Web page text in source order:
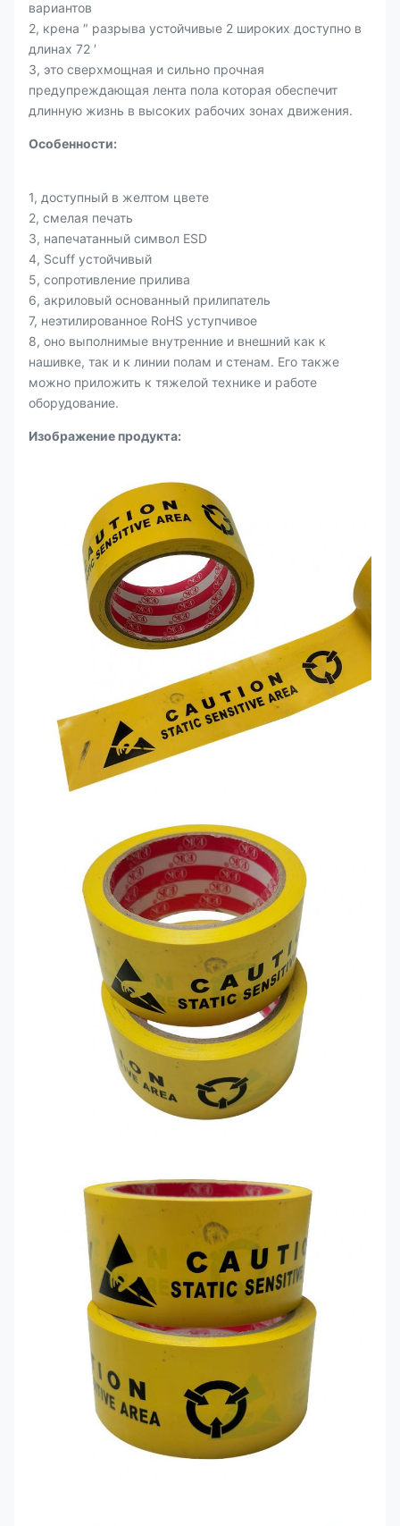
вариантов
2, крена ″ разрыва устойчивые 2 широких доступно в
длинах 72 ′
3, это сверхмощная и сильно прочная
предупреждающая лента пола которая обеспечит
длинную жизнь в высоких рабочих зонах движения.
Особенности:
1, доступный в желтом цвете
2, смелая печать
3, напечатанный символ ESD
4, Scuff устойчивый
5, сопротивление прилива
6, акриловый основанный прилипатель
7, неэтилированное RoHS уступчивое
8, оно выполнимые внутренние и внешний как к
нашивке, так и к линии полам и стенам. Его также
можно приложить к тяжелой технике и работе
оборудование.
Изображение продукта: